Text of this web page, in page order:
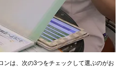
ンは、次の3つをチェックして選ぶのがお